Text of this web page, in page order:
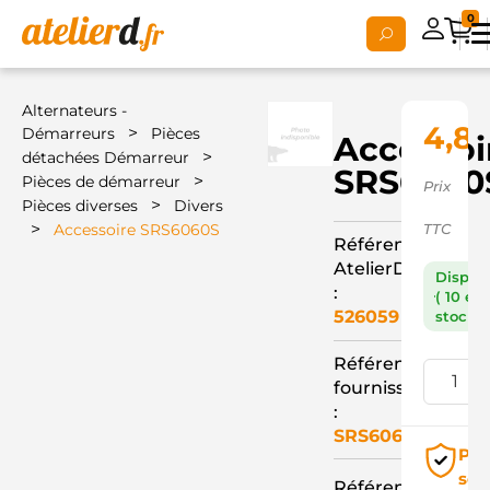
0
Alternateurs -
Démarreurs
>
Pièces
détachées Démarreur
>
Pièces de démarreur >
Pièces diverses > Divers
> Accessoire SRS6060S
Référence
AtelierD
:
526059
Référence
fournisseur
:
SRS6060S
4,87
Prix
TTC
( 10 en
stock )